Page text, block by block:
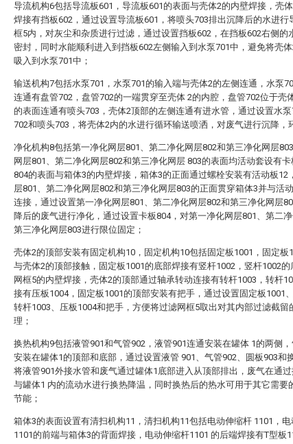
导流机构6包括导流板601，导流板601的表面与壳体2的内壁焊接，壳
焊接有挡板602，通过设置导流板601，将喷头703排出沉降后的水进行
框5内，对灰尘和杂质进行过滤，通过设置挡板602，在挡板602右侧的
密封，同时水能顺利进入到挡板602左侧输入到水泵701中，避免将壳
吸入到水泵701中；
输送机构7包括水泵701，水泵701的输入端与壳体2的左侧连通，水泵
连通有盘管702，盘管702的一端贯穿至壳体 2的内腔，盘管702位于壳
的表面连通有喷头703，壳体2顶部的左侧连通有进水管，通过设置水
702和喷头703，将壳体2内的水进行循环输送喷洒，对废气进行沉降，
净化机构8包括第一净化网层801、第二净化网层802和第三净化网层
网层801、第二净化网层802和第三净化网层 803的表面均活动套设有
804的表面与箱体3的内壁焊接，箱体3的正面通过螺栓安装有活动板12
层801、第二净化网层802和第三净化网层803的正面贯穿箱体3并与活
连接，通过设置第一净化网层801、第二净化网层802和第三净化网层
降后的废气进行净化，通过设置卡板804，对第一净化网层801、第二
第三净化网层803进行限位固定；
壳体2的顶部安装有固定机构10，固定机构10包括固定板1001，固定板
与壳体2的顶部接触，固定板1001的底部焊接有竖杆1002，竖杆1002
网框5的内壁焊接，壳体2的顶部通过轴承转动连接有转杆1003，转杆
接有压板1004，固定板1001的顶部安装有把手，通过设置固定板1001、
转杆1003、压板1004和把手，方便将过滤网框5取出对其内部过滤截留
理；
换热机构9包括液管901和气管902，液管901连通安装在罐体 1的两侧
安装在罐体1的顶部和底部，通过设置液管 901、气管902、圆板903和
将液管901外接水管和废气通过罐体1底部进入从顶部排出，废气在通
与罐体1 内的流动水进行换热降温，同时换热后的热水可用于其它需要
节能；
箱体3的表面设置有清扫机构11，清扫机构11包括电动伸缩杆 1101，
1101的前端与箱体3的背面焊接，电动伸缩杆1101 的后端焊接有T型板